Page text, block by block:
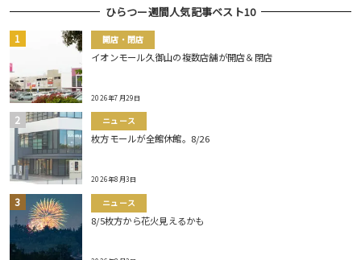
ひらつー週間人気記事ベスト10
開店・閉店
イオンモール久御山の複数店舗が開店＆閉店
2026年7月29日
ニュース
枚方モールが全館休館。8/26
2026年8月3日
ニュース
8/5枚方から花火見えるかも